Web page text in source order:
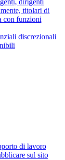
dirigenti
titolari di
con funzioni
discrezionali
di lavoro
sul sito